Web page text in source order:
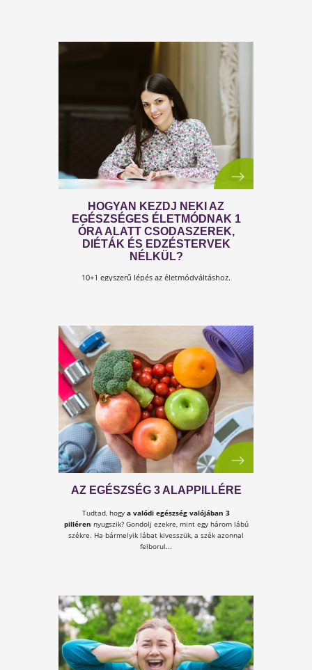
TESTSZERVIZ TUDÁSTÁR
Mások még keresik az utat, te megtaláltad a
kapaszkodókat, a helyes irányt!
KULCS KÖNYVEK - A TITOK
Lapozz bele a Kulcs könyveinkbe! Ingyenes